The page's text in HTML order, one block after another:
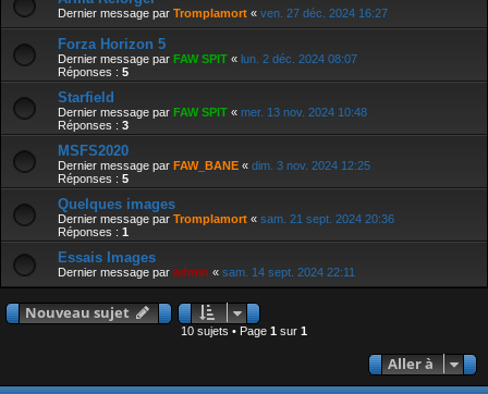
Dernier message par Tromplamort « ven. 27 déc. 2024 16:27
Forza Horizon 5
Dernier message par FAW SPIT « lun. 2 déc. 2024 08:07
Réponses : 5
Starfield
Dernier message par FAW SPIT « mer. 13 nov. 2024 10:48
Réponses : 3
MSFS2020
Dernier message par FAW_BANE « dim. 3 nov. 2024 12:25
Réponses : 5
Quelques images
Dernier message par Tromplamort « sam. 21 sept. 2024 20:36
Réponses : 1
Essais Images
Dernier message par admin « sam. 14 sept. 2024 22:11
Nouveau sujet
10 sujets • Page 1 sur 1
Aller à